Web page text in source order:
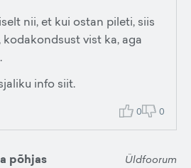
nii, et kui ostan pileti, siis
vist ka, aga
info siit.
0 0
põhjas Üldfoorum